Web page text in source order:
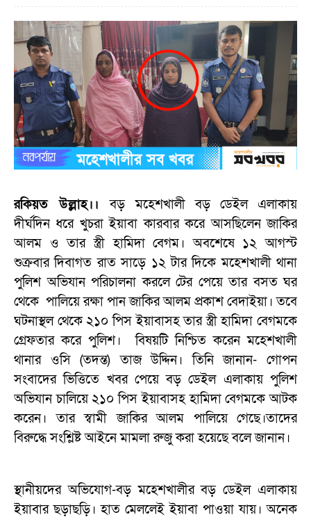
রকিয়ত উল্লাহ।।বড় মহেশখালী বড় ডেইল এলাকায়
দীর্ঘদিন ধরে খুচরা ইয়াবা কারবার করে আসছিলেন জাকির
আলম ও তার স্ত্রী হামিদা বেগম। অবশেষে ১২ আগস্ট
শুক্রবার দিবাগত রাত সাড়ে ১২ টার দিকে মহেশখালী থানা
পুলিশ অভিযান পরিচালনা করলে টের পেয়ে তার বসত ঘর
থেকে পালিয়ে রক্ষা পান জাকির আলম প্রকাশ বেদাইয়া। তবে
ঘটনাস্থল থেকে ২১০ পিস ইয়াবাসহ তার স্ত্রী হামিদা বেগমকে
গ্রেফতার করে পুলিশ। বিষয়টি নিশ্চিত করেন মহেশখালী
থানার ওসি (তদন্ত) তাজ উদ্দিন। তিনি জানান- গোপন
সংবাদের ভিত্তিতে খবর পেয়ে বড় ডেইল এলাকায় পুলিশ
অভিযান চালিয়ে ২১০ পিস ইয়াবাসহ হামিদা বেগমকে আটক
করেন। তার স্বামী জাকির আলম পালিয়ে গেছে।তাদের
বিরুদ্ধে সংশ্লিষ্ট আইনে মামলা রুজু করা হয়েছে বলে জানান।
স্থানীয়দের অভিযোগ-বড় মহেশখালীর বড় ডেইল এলাকায়
ইয়াবার ছড়াছড়ি। হাত মেললেই ইয়াবা পাওয়া যায়। অনেক